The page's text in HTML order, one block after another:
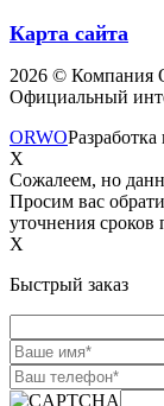
Карта сайта
2026 ©
Официальный
ORWOРазработка
X
Сожалеем, но
Просим вас
уточнения сроков
X
Быстрый заказ